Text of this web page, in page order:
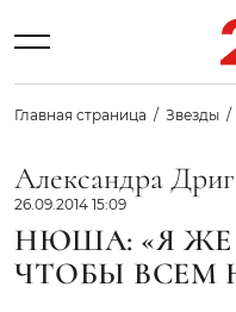
Главная страница Звезды
Александра
26.09.2014 15:09
НЮША: «Я ЖЕ
ЧТОБЫ ВСЕМ